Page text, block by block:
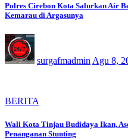
Polres Cirebon Kota Salurkan Air
Kemarau di Argasunya
surgafmadmin Agu 8,
BERITA
Wali Kota Tinjau Budidaya Ikan,
Penanganan Stunting